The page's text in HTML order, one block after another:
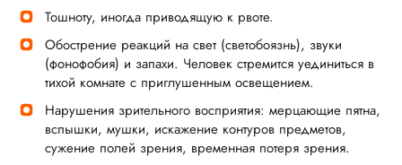
Тошноту, иногда приводящую к рвоте.
Обострение реакций на свет (светобоязнь), звуки
(фонофобия) и запахи. Человек стремится уединиться в
тихой комнате с приглушенным освещением.
Нарушения зрительного восприятия: мерцающие пятна,
вспышки, мушки, искажение контуров предметов,
сужение полей зрения, временная потеря зрения.